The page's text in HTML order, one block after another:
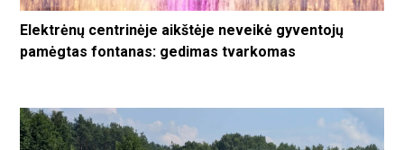
Elektrėnų centrinėje aikštėje neveikė gyventojų
pamėgtas fontanas: gedimas tvarkomas